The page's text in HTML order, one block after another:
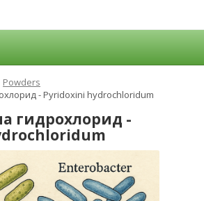
Powders
- Pyridoxini hydrochloridum
гидрохлорид -